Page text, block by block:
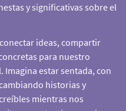
y significativas sobre el
ideas, compartir
para nuestro
estar sentada, con
historias y
mientras nos